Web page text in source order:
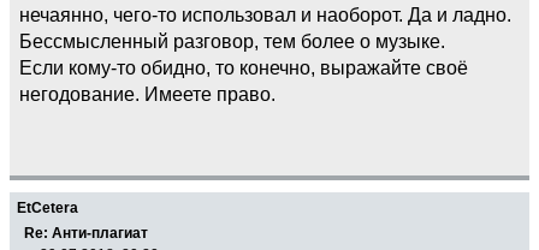
нечаянно, чего-то использовал и наоборот. Да и ладно.
Бессмысленный разговор, тем более о музыке.
Если кому-то обидно, то конечно, выражайте своё
негодование. Имеете право.
EtCetera
Re: Анти-плагиат